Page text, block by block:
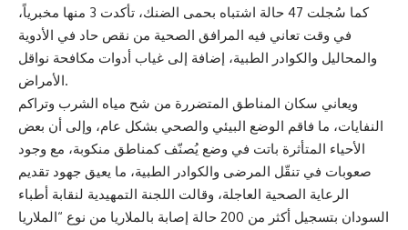
كما سُجلت 47 حالة اشتباه بحمى الضنك، تأكدت 3 منها مخبرياً،
في وقت تعاني فيه المرافق الصحية من نقص حاد في الأدوية
والمحاليل والكوادر الطبية، إضافة إلى غياب أدوات مكافحة نواقل
الأمراض.
ويعاني سكان المناطق المتضررة من شح مياه الشرب وتراكم
النفايات، ما فاقم الوضع البيئي والصحي بشكل عام، وإلى أن بعض
الأحياء المتأثرة باتت في وضع يُصنّف كمناطق منكوبة، مع وجود
صعوبات في تنقّل المرضى والكوادر الطبية، ما يعيق جهود تقديم
الرعاية الصحية العاجلة، وقالت اللجنة التمهيدية لنقابة أطباء
السودان بتسجيل أكثر من 200 حالة إصابة بالملاريا من نوع “الملاريا